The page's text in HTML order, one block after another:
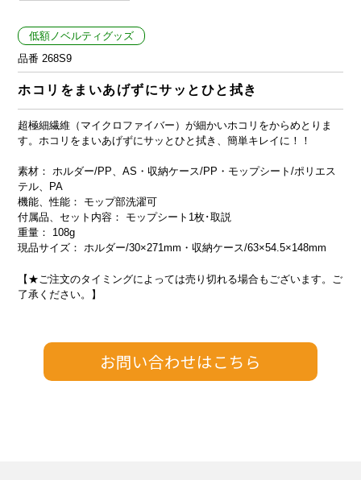
低額ノベルティグッズ
品番 268S9
ホコリをまいあげずにサッとひと拭き
超極細繊維（マイクロファイバー）が細かいホコリをからめとりま
す。ホコリをまいあげずにサッとひと拭き、簡単キレイに！！
素材： ホルダー/PP、AS・収納ケース/PP・モップシート/ポリエス
テル、PA
機能、性能： モップ部洗濯可
付属品、セット内容： モップシート1枚･取説
重量： 108g
現品サイズ： ホルダー/30×271mm・収納ケース/63×54.5×148mm
【★ご注文のタイミングによっては売り切れる場合もございます。ご
了承ください。】